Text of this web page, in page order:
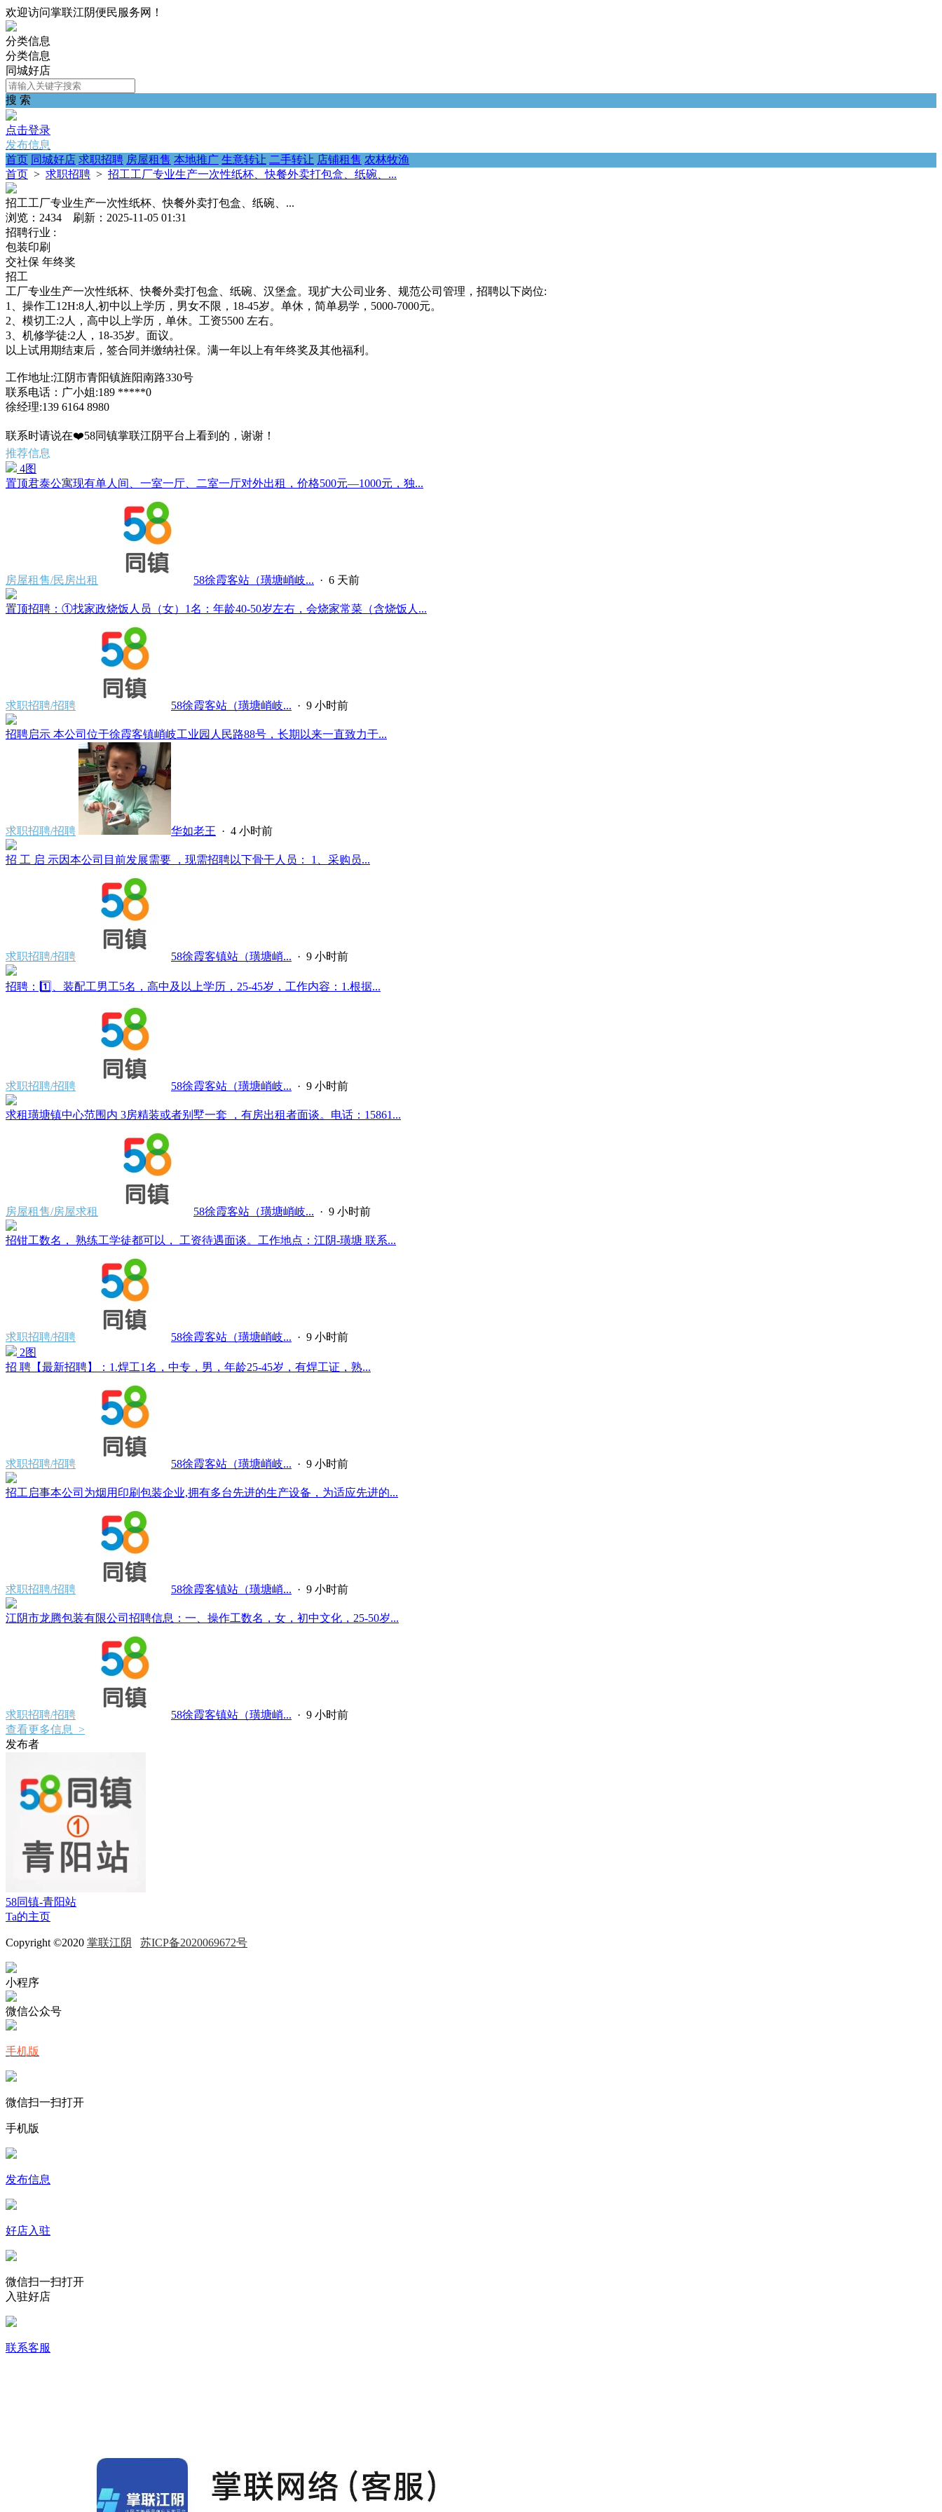
欢迎访问掌联江阴便民服务网！
分类信息
分类信息
同城好店
搜 索
点击登录
发布信息
首页 同城好店 求职招聘 房屋租售 本地推广 生意转让 二手转让 店铺租售 农林牧渔
首页 > 求职招聘 > 招工工厂专业生产一次性纸杯、快餐外卖打包盒、纸碗、...
招工工厂专业生产一次性纸杯、快餐外卖打包盒、纸碗、...
浏览：2434 刷新：2025-11-05 01:31
招聘行业 :
包装印刷
交社保 年终奖
招工
工厂专业生产一次性纸杯、快餐外卖打包盒、纸碗、汉堡盒。现扩大公司业务、规范公司管理，招聘以下岗位:
1、操作工12H:8人,初中以上学历，男女不限，18-45岁。单休，简单易学，5000-7000元。
2、模切工:2人，高中以上学历，单休。工资5500 左右。
3、机修学徒:2人，18-35岁。面议。
以上试用期结束后，签合同并缴纳社保。满一年以上有年终奖及其他福利。
工作地址:江阴市青阳镇旌阳南路330号
联系电话：广小姐:189 *****0
徐经理:139 6164 8980
联系时请说在❤️58同镇掌联江阴平台上看到的，谢谢！
推荐信息
4图
置顶君泰公寓现有单人间、一室一厅、二室一厅对外出租，价格500元—1000元，独...
房屋租售/民房出租 58徐霞客站（璜塘峭岐... · 6 天前
置顶招聘：①找家政烧饭人员（女）1名：年龄40-50岁左右，会烧家常菜（含烧饭人...
求职招聘/招聘 58徐霞客站（璜塘峭岐... · 9 小时前
招聘启示 本公司位于徐霞客镇峭岐工业园人民路88号，长期以来一直致力于...
求职招聘/招聘 华如老王 · 4 小时前
招 工 启 示因本公司目前发展需要 ，现需招聘以下骨干人员： 1、采购员...
求职招聘/招聘 58徐霞客镇站（璜塘峭... · 9 小时前
招聘：1️⃣、装配工男工5名，高中及以上学历，25-45岁，工作内容：1.根据...
求职招聘/招聘 58徐霞客站（璜塘峭岐... · 9 小时前
求租璜塘镇中心范围内 3房精装或者别墅一套 ，有房出租者面谈。电话：15861...
房屋租售/房屋求租 58徐霞客站（璜塘峭岐... · 9 小时前
招钳工数名， 熟练工学徒都可以， 工资待遇面谈。工作地点：江阴-璜塘 联系...
求职招聘/招聘 58徐霞客站（璜塘峭岐... · 9 小时前
2图
招 聘【最新招聘】：1.焊工1名，中专，男，年龄25-45岁，有焊工证，熟...
求职招聘/招聘 58徐霞客站（璜塘峭岐... · 9 小时前
招工启事本公司为烟用印刷包装企业,拥有多台先进的生产设备，为适应先进的...
求职招聘/招聘 58徐霞客镇站（璜塘峭... · 9 小时前
江阴市龙腾包装有限公司招聘信息：一、操作工数名，女，初中文化，25-50岁...
求职招聘/招聘 58徐霞客镇站（璜塘峭... · 9 小时前
查看更多信息 >
发布者
58同镇-青阳站
Ta的主页
Copyright ©2020 掌联江阴 苏ICP备2020069672号
小程序
微信公众号
手机版
微信扫一扫打开
手机版
发布信息
好店入驻
微信扫一扫打开
入驻好店
联系客服